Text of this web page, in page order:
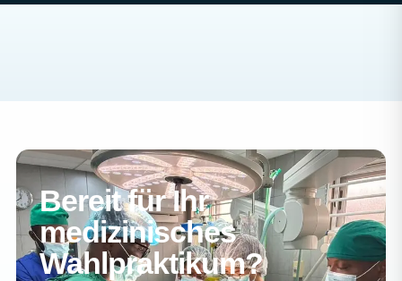
Bereit für Ihr
medizinisches
Wahlpraktikum?